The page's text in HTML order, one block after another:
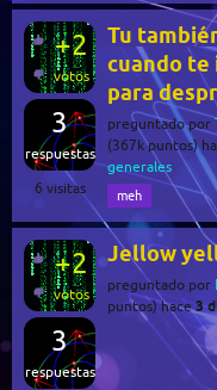
+2
votos
3
respuestas
6 visitas
Tu
cuando te
para
preguntado por
(367kpuntos)
generales
meh
+2
votos
3
respuestas
Jellow
preguntado por
puntos) hace3